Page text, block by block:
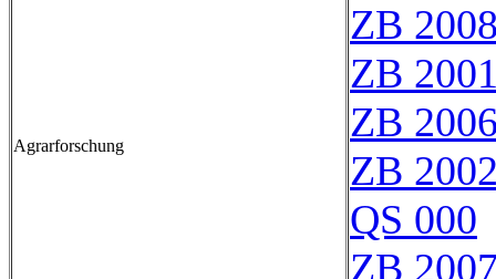
Agrarforschung
ZB
ZB
ZB
ZB
QS 000
ZB